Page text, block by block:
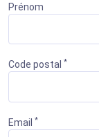
Prénom
Code postal *
Email *